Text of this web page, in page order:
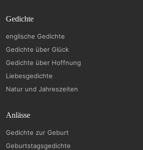
Gedichte
englische Gedichte
Gedichte über Glück
Gedichte über Hoffnung
Liebesgedichte
Natur und Jahreszeiten
Anlässe
Gedichte zur Geburt
Geburtstagsgedichte